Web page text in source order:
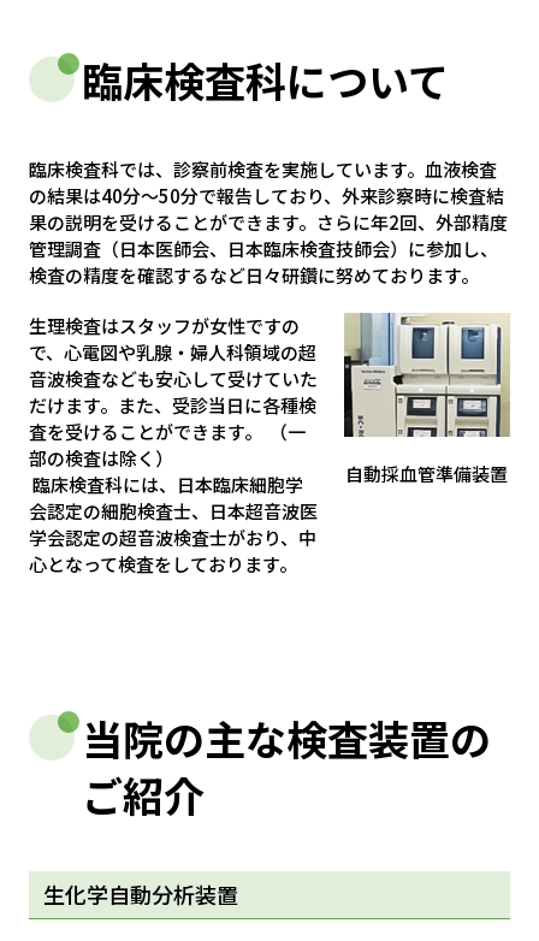
臨床検査科について
臨床検査科では、診察前検査を実施しています。血液検査
の結果は40分～50分で報告しており、外来診察時に検査結
果の説明を受けることができます。さらに年2回、外部精度
管理調査（日本医師会、日本臨床検査技師会）に参加し、
検査の精度を確認するなど日々研鑽に努めております。
生理検査はスタッフが女性ですの
で、心電図や乳腺・婦人科領域の超
音波検査なども安心して受けていた
だけます。また、受診当日に各種検
査を受けることができます。 （一
部の検査は除く）
臨床検査科には、日本臨床細胞学
会認定の細胞検査士、日本超音波医
学会認定の超音波検査士がおり、中
心となって検査をしております。
自動採血管準備装置
当院の主な検査装置の
ご紹介
生化学自動分析装置